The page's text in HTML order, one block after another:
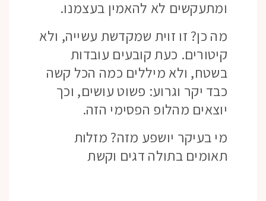
ומתעקשים לא להאמין בעצמנו.
מה כן? זו זוית שמקדשת עשייה, ולא
קיטורים. כעת קובעים עובדות
בשטח, ולא מיללים כמה הכל קשה
כבד יקר וגרוע: פשוט עושים, וכך
יוצאים מהלופ הפסימי הזה.
מי בעיקר יושפע מזה? מזלות
תאומים בתולה דגים וקשת